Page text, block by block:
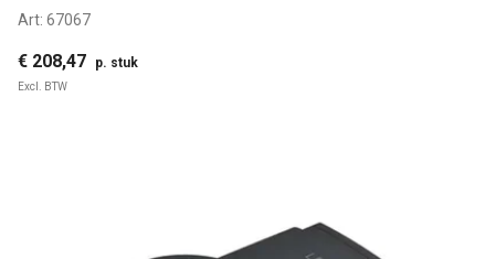
Art: 67067
€ 208,47 p. stuk
Excl. BTW